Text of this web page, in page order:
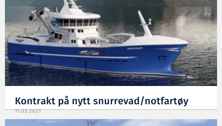
Kontrakt på nytt snurrevad/notfartøy
11.03.2021